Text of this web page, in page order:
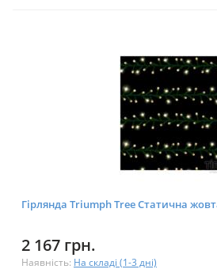
Гірлянда Triumph Tree Статична
2 167 грн.
Наявність: На складі (1-3 дні)